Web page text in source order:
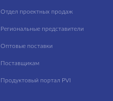
Отдел проектных продаж
Региональные представители
Оптовые поставки
Поставщикам
Продуктовый портал PVI